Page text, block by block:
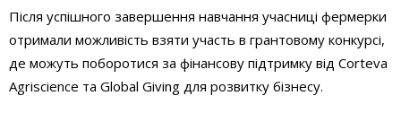
Після успішного завершення навчання учасниці фермерки
отримали можливість взяти участь в грантовому конкурсі,
де можуть поборотися за фінансову підтримку від Corteva
Agriscience та Global Giving для розвитку бізнесу.